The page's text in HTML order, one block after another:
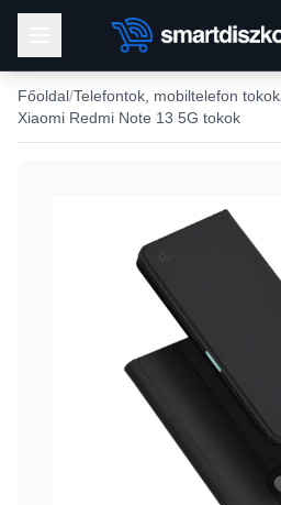
Főoldal Telefontok, mobiltelefon tokok
Xiaomi Redmi Note 13 5G tokok